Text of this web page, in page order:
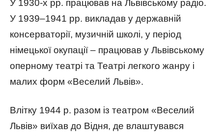
У 1930-х рр. працював на Львівському радіо.
У 1939–1941 рр. викладав у державній
консерваторії, музичній школі, у період
німецької окупації – працював у Львівському
оперному театрі та Театрі легкого жанру і
малих форм «Веселий Львів».
Влітку 1944 р. разом із театром «Веселий
Львів» виїхав до Відня, де влаштувався